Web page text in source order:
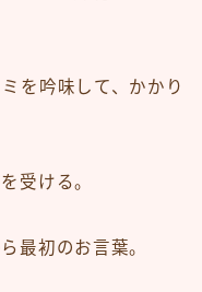
を吟味して、かかり
受ける。
最初のお言葉。